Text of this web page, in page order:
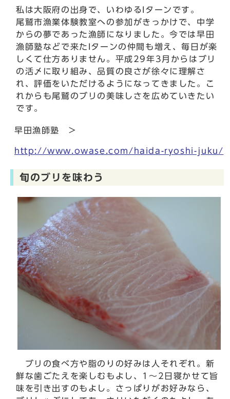
私は大阪府の出身で、いわゆるIターンです。
尾鷲市漁業体験教室への参加がきっかけで、中学
からの夢であった漁師になりました。今では早田
漁師塾などで来たIターンの仲間も増え、毎日が楽
しくて仕方ありません。平成29年3月からはブリ
の活〆に取り組み、品質の良さが徐々に理解さ
れ、評価をいただけるようになってきました。こ
れからも尾鷲のブリの美味しさを広めていきたい
です。
早田漁師塾 >
http://www.owase.com/haida-ryoshi-juku/
旬のブリを味わう
ブリの食べ方や脂のりの好みは人それぞれ。新
鮮な⻭ごたえを楽しむもよし、1〜2日寝かせて旨
味を引き出すのもよし。さっぱりがお好みなら、